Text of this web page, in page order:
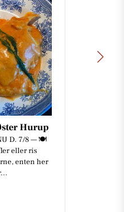
Hurup
D. 7/8 — 🍽️
eller ris
enten her